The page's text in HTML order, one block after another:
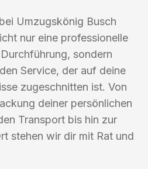
Umzugskönig Busch
nur eine professionelle
sondern
Service, der auf deine
zugeschnitten ist. Von
deiner persönlichen
Transport bis hin zur
stehen wir dir mit Rat und